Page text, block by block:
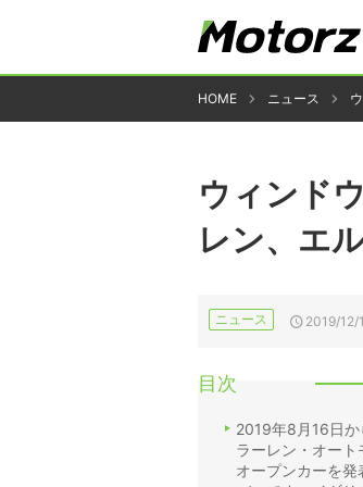
HOME ニュース
ウィンド
レン、エ
ニュース 2019/12/
目次
2019年8月16日
ラーレン・オー
オープンカーを